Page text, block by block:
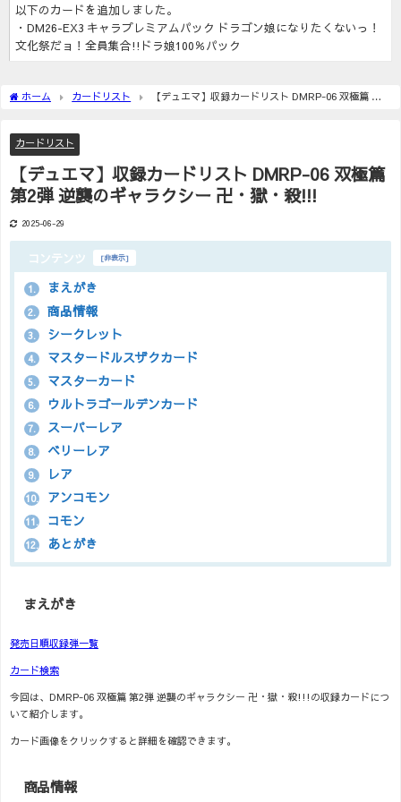
以下のカードを追加しました。
・DM26-EX3 キャラプレミアムパック ドラゴン娘になりたくないっ！
文化祭だョ！全員集合!!ドラ娘100％パック
ホーム カードリスト
【デュエマ】収録カードリスト DMRP-06 双極篇 第2
カードリスト
【デュエマ】収録カードリスト DMRP-06 双極篇
第2弾 逆襲のギャラクシー 卍・獄・殺!!!
2025-06-29
コンテンツ [非表示]
1. まえがき
2. 商品情報
3. シークレット
4. マスタードルスザクカード
5. マスターカード
6. ウルトラゴールデンカード
7. スーパーレア
8. ベリーレア
9. レア
10. アンコモン
11. コモン
12. あとがき
まえがき
発売日順収録弾一覧
カード検索
今回は、DMRP-06 双極篇 第2弾 逆襲のギャラクシー 卍・獄・殺!!!の収録カードにつ
いて紹介します。
カード画像をクリックすると詳細を確認できます。
商品情報